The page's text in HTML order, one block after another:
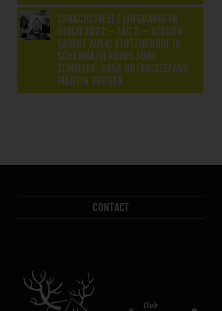
SPRACHSPIELE / LINGUAGGI IN
GIOCO 2022 – TAG 3 – ATELIER
SABINE AUER: KLOTZNERHOF IN
SCHENNA/VERDINS JÖRG
ZEMMLER, SARA NOTARISTEFANO,
MARTIN TROGER
CONTACT